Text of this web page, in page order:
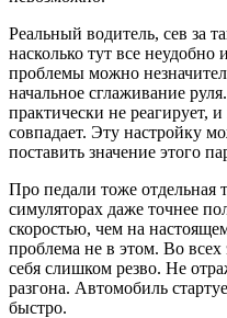
Реальный водитель, сев за
насколько тут все
проблемы можно
начальное сглаживание
практически не реагирует,
совпадает. Эту настройку
поставить значение этого
Про педали тоже отдельная
симуляторах даже точнее
скоростью, чем на
проблема не в этом. Во всех
себя слишком резво. Не
разгона. Автомобиль
быстро.